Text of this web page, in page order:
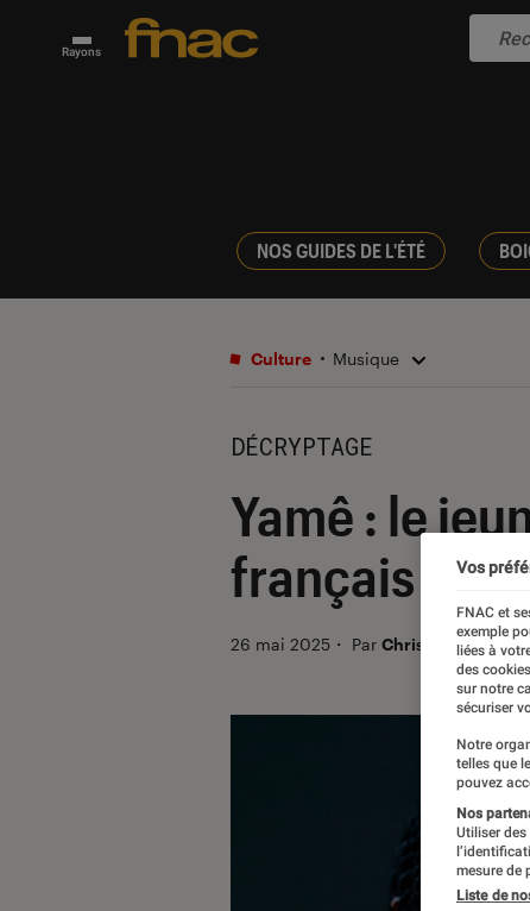
Rayons
NOS GUIDES DE L'ÉTÉ
Culture Musique
DÉCRYPTAGE
Yamê : le
français
26 mai 2025 ・ Par Christophe
Vos
FNAC et
exemple
liées à
des
sur notre
sécuriser
Notre
telles que
pouvez
Nos
Utiliser
mesure de
Liste de